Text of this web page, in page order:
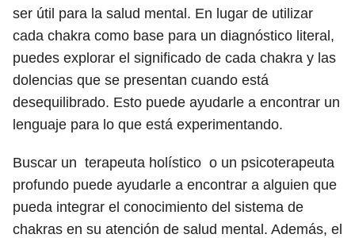
ser útil para la salud mental. En lugar de utilizar
cada chakra como base para un diagnóstico literal,
puedes explorar el significado de cada chakra y las
dolencias que se presentan cuando está
desequilibrado. Esto puede ayudarle a encontrar un
lenguaje para lo que está experimentando.
Buscar un terapeuta holístico o un psicoterapeuta
profundo puede ayudarle a encontrar a alguien que
pueda integrar el conocimiento del sistema de
chakras en su atención de salud mental. Además, el